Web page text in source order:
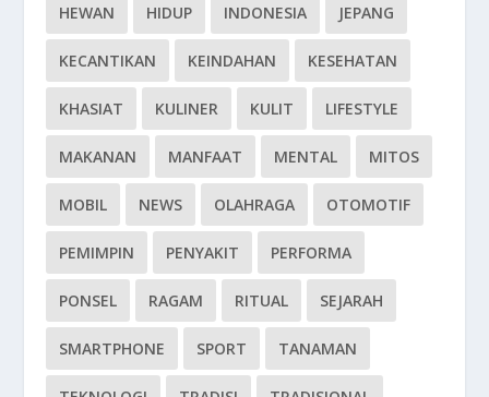
HEWAN HIDUP INDONESIA JEPANG
KECANTIKAN KEINDAHAN KESEHATAN
KHASIAT KULINER KULIT LIFESTYLE
MAKANAN MANFAAT MENTAL MITOS
MOBIL NEWS OLAHRAGA OTOMOTIF
PEMIMPIN PENYAKIT PERFORMA
PONSEL RAGAM RITUAL SEJARAH
SMARTPHONE SPORT TANAMAN